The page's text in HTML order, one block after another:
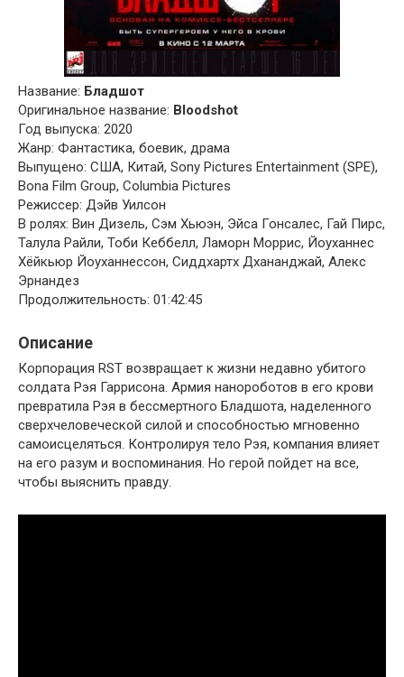
Название: Бладшот
Оригинальное название: Bloodshot
Год выпуска: 2020
Жанр: Фантастика, боевик, драма
Выпущено: США, Китай, Sony Pictures Entertainment (SPE),
Bona Film Group, Columbia Pictures
Режиссер: Дэйв Уилсон
В ролях: Вин Дизель, Сэм Хьюэн, Эйса Гонсалес, Гай Пирс,
Талула Райли, Тоби Кеббелл, Ламорн Моррис, Йоуханнес
Хёйкьюр Йоуханнессон, Сиддхартх Дхананджай, Алекс
Эрнандез
Продолжительность: 01:42:45
Описание
Корпорация RST возвращает к жизни недавно убитого
солдата Рэя Гаррисона. Армия нанороботов в его крови
превратила Рэя в бессмертного Бладшота, наделенного
сверхчеловеческой силой и способностью мгновенно
самоисцеляться. Контролируя тело Рэя, компания влияет
на его разум и воспоминания. Но герой пойдет на все,
чтобы выяснить правду.